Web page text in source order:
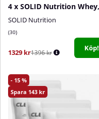
SOLID Nutrition
30
1329 kr1396 kr
Köp!
15
143